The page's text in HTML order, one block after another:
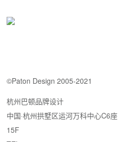
©Paton Design 2005-2021
杭州巴顿品牌设计
中国·杭州拱墅区运河万科中心C6座
15F